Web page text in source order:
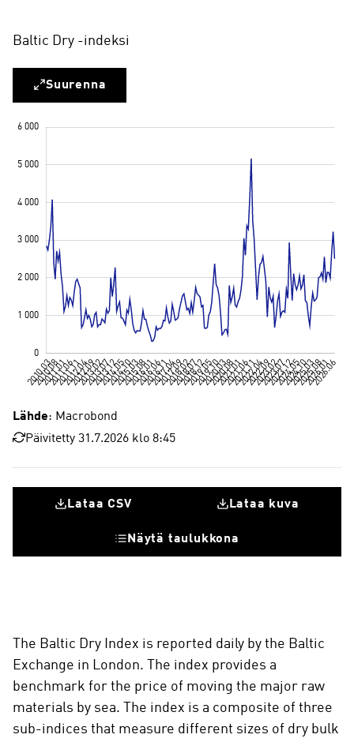
Baltic Dry -indeksi
Suurenna
Lähde: Macrobond
Päivitetty 31.7.2026 klo 8:45
Lataa CSV Lataa kuva
Näytä taulukkona
The Baltic Dry Index is reported daily by the Baltic
Exchange in London. The index provides a
benchmark for the price of moving the major raw
materials by sea. The index is a composite of three
sub-indices that measure different sizes of dry bulk